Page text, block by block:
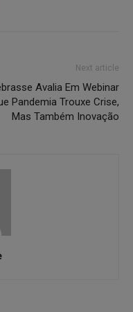
Next article
Avalia Em Webinar
Pandemia Trouxe Crise,
Mas Também Inovação